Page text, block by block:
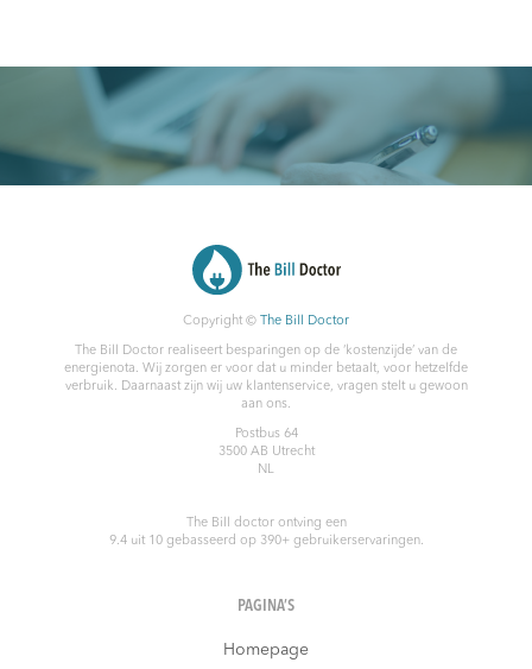
Copyright © The Bill Doctor
The Bill Doctor realiseert besparingen op de ‘kostenzijde’ van de
energienota. Wij zorgen er voor dat u minder betaalt, voor hetzelfde
verbruik. Daarnaast zijn wij uw klantenservice, vragen stelt u gewoon
aan ons.
Postbus 64
3500 AB Utrecht
NL
The Bill doctorontving een
9.4uit 10gebasseerd op 390+ gebruikerservaringen.
PAGINA’S
Homepage